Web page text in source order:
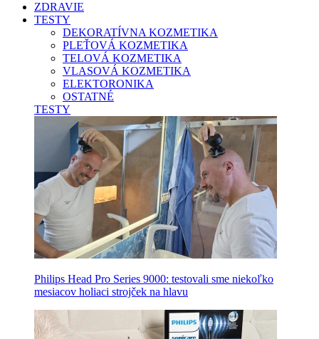
ZDRAVIE
TESTY
DEKORATÍVNA KOZMETIKA
PLEŤOVÁ KOZMETIKA
TELOVÁ KOZMETIKA
VLASOVÁ KOZMETIKA
ELEKTORONIKA
OSTATNÉ
TESTY
Philips Head Pro Series 9000: testovali sme niekoľko
mesiacov holiaci strojček na hlavu